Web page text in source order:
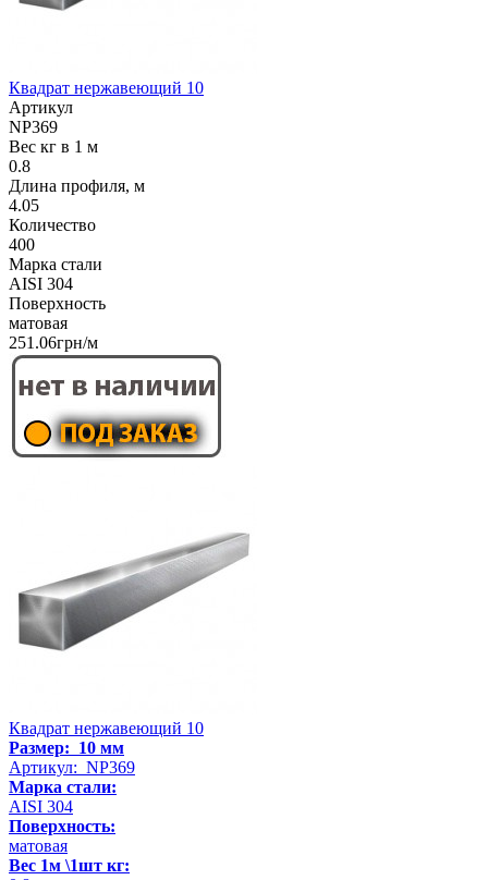
Квадрат нержавеющий 10
Артикул
NP369
Вес кг в 1 м
0.8
Длина профиля, м
4.05
Количество
400
Марка стали
AISI 304
Поверхность
матовая
251.06грн/м
Квадрат нержавеющий 10
Размер: 10 мм
Артикул: NP369
Марка стали:
AISI 304
Поверхность:
матовая
Вес 1м \1шт кг: